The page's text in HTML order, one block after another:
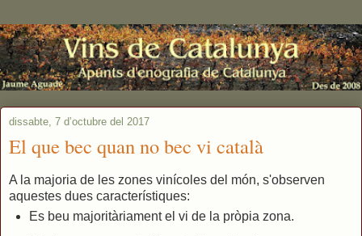
dissabte, 7 d’octubre del 2017
El que bec quan no bec vi català
A la majoria de les zones vinícoles del món, s'observen
aquestes dues característiques:
Es beu majoritàriament el vi de la pròpia zona.